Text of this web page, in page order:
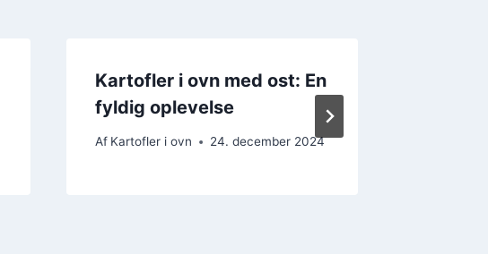
Kartofler i ovn med ost: En
fyldig oplevelse
Af Kartofler i ovn 24. december 2024